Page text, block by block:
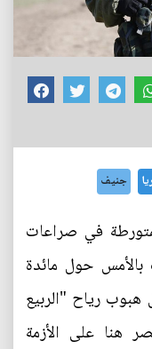
جنيف
في صراعات
بالأمس حول مائدة
رياح "الربيع
هنا على الأزمة